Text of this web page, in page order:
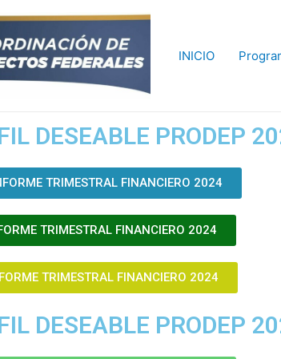
INICIO
DESEABLE PRODEP
TRIMESTRAL FINANCIERO 2024
TRIMESTRAL FINANCIERO 2024
TRIMESTRAL FINANCIERO 2024
DESEABLE PRODEP